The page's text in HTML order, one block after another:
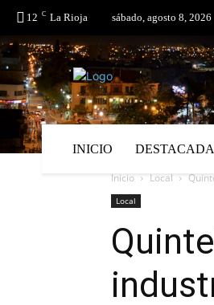
12 C La Rioja sábado, agosto 8, 2026
INICIO
Inicio Local
Local